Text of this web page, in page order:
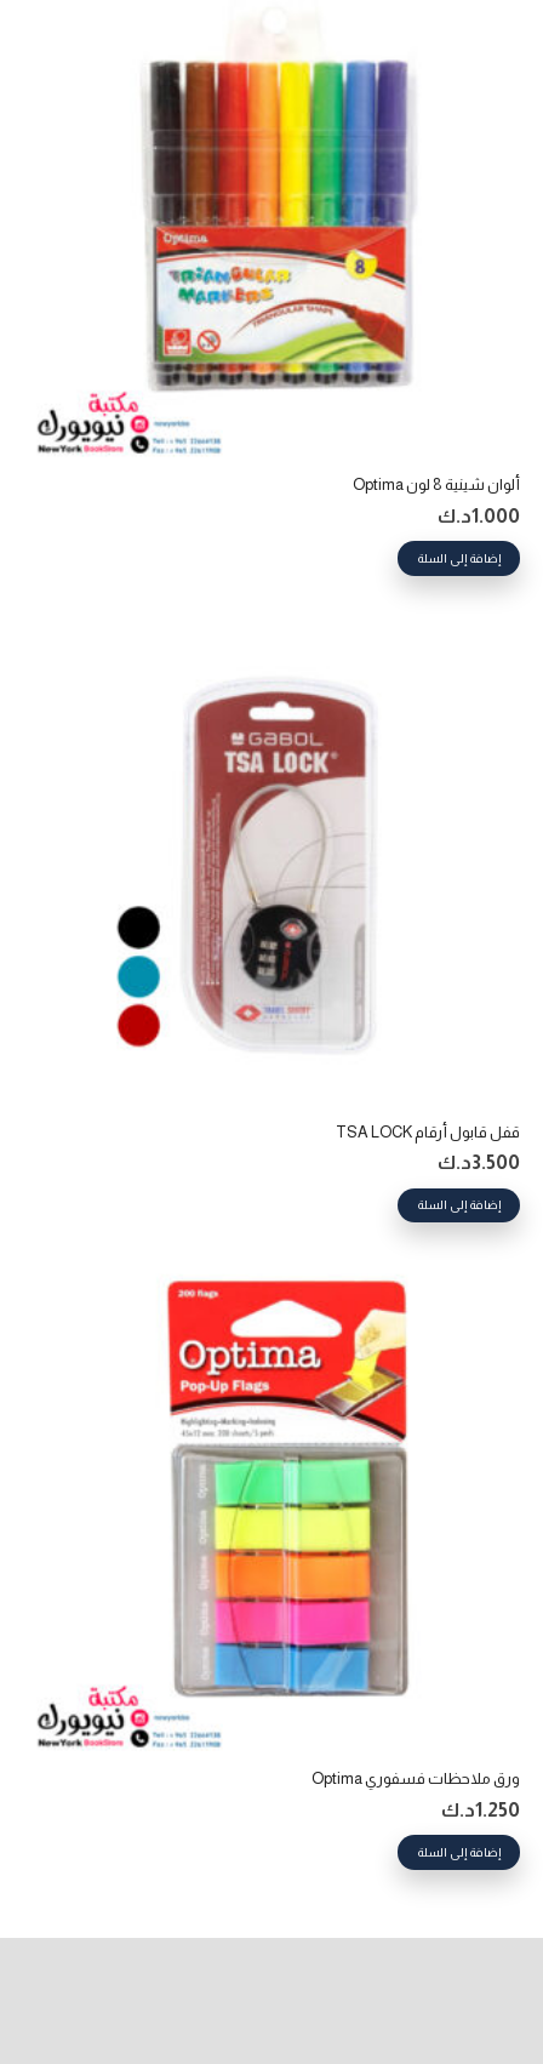
ألوان شينية 8 لون Optima
1.000د.ك
إضافة إلى السلة
قفل قابول أرقام TSA LOCK
3.500د.ك
إضافة إلى السلة
ورق ملاحظات فسفوري Optima
1.250د.ك
إضافة إلى السلة